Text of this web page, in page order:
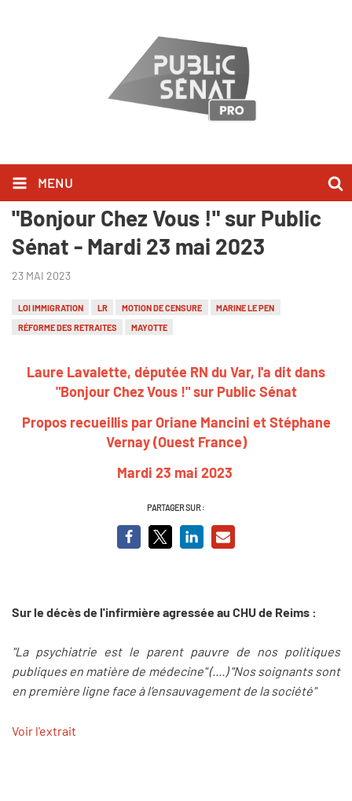
MENU
Laure Lavalette l'a dit dans
"Bonjour Chez Vous !" sur Public
Sénat - Mardi 23 mai 2023
23 MAI 2023
LOI IMMIGRATION LR MOTION DE CENSURE
MARINE LE PEN
RÉFORME DES RETRAITES
MAYOTTE
Laure Lavalette, députée RN du Var, l'a dit dans
"Bonjour Chez Vous !" sur Public Sénat
Propos recueillis par Oriane Mancini et Stéphane
Vernay (Ouest France)
Mardi 23 mai 2023
PARTAGER SUR :
Sur le décès de l'infirmière agressée au CHU de Reims :
"La psychiatrie est le parent pauvre de nos politiques
publiques en matière de médecine" (....) "Nos soignants sont
en première ligne face à l’ensauvagement de la société"
Voir l'extrait